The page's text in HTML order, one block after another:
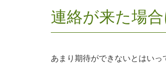
連絡が来た場
あまり期待ができないとはい